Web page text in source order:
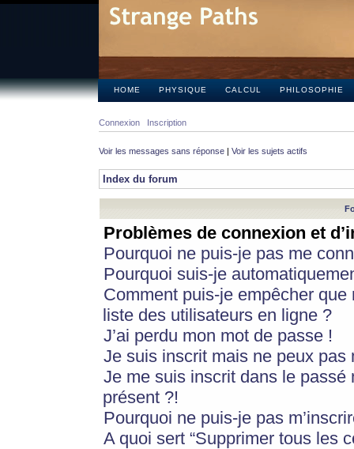
HOME PHYSIQUE CALCUL PHILOSOPHIE
Connexion Inscription
Voir les messages sans réponse | Voir les sujets actifs
Index du forum
Problèmes de connexion et
Pourquoi ne puis-je pas me
Pourquoi suis-je
Comment puis-je empêcher
liste des utilisateurs en ligne ?
J’ai perdu mon mot de passe !
Je suis inscrit mais ne peux pas
Je me suis inscrit dans le
présent ?!
Pourquoi ne puis-je pas
A quoi sert “Supprimer tous les